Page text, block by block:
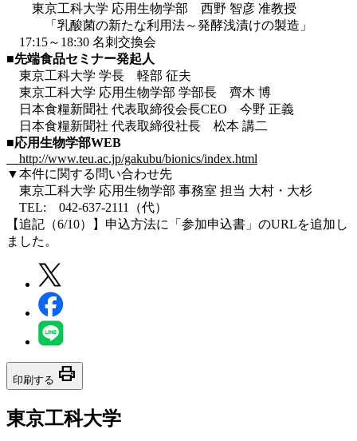
東京工科大学 応用生物学部 西野 智彦 准教授
「乳酸菌の新たな利用法～発酵浅漬けの製造」
17:15～18:30 名刺交換会
■先端食品セミナー発起人
東京工科大学 学長 軽部 征夫
東京工科大学 応用生物学部 学部長 齊木 博
日本食糧新聞社 代表取締役会長CEO 今野 正義
日本食糧新聞社 代表取締役社長 松本 講二
■応用生物学部WEB
http://www.teu.ac.jp/gakubu/bionics/index.html
▼本件に関する問い合わせ先
東京工科大学 応用生物学部 事務室 担当 大村・大杉
TEL: 042-637-2111（代）
【追記（6/10）】申込方法に「参加申込書」のURLを追加し
ました。
印刷する print
東京工科大学